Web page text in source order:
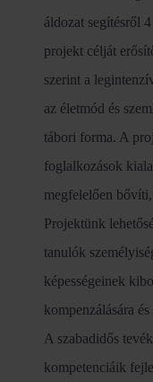
áldozat segítésről
projekt célját
szerint a
az életmód és
tábori forma. A
foglalkozások
megfelelően
Projektünk
tanulók
képességeinek
kompenzálására
A szabadidős
kompetenciáik